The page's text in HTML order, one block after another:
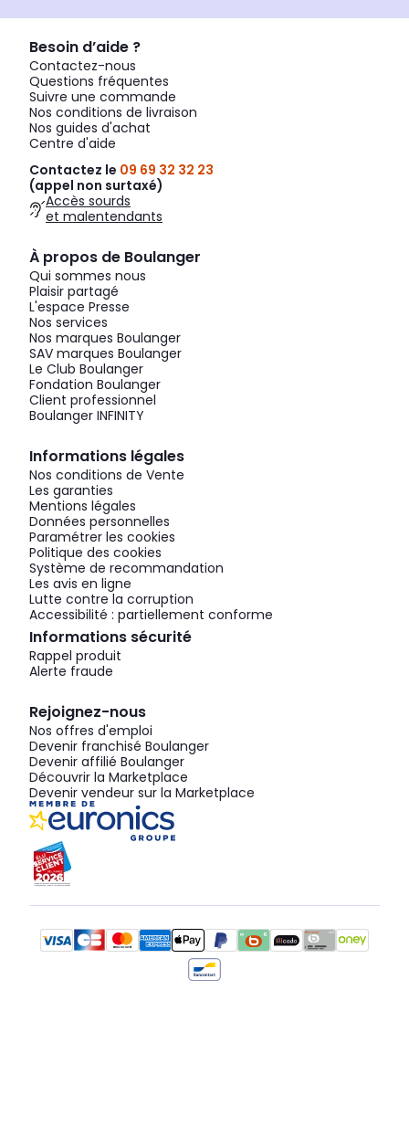
Besoin d’aide ?
Contactez-nous
Questions fréquentes
Suivre une commande
Nos conditions de livraison
Nos guides d'achat
Centre d'aide
Contactez le 09 69 32 32 23
(appel non surtaxé)
Accès sourds
et malentendants
À propos de Boulanger
Qui sommes nous
Plaisir partagé
L'espace Presse
Nos services
Nos marques Boulanger
SAV marques Boulanger
Le Club Boulanger
Fondation Boulanger
Client professionnel
Boulanger INFINITY
Informations légales
Nos conditions de Vente
Les garanties
Mentions légales
Données personnelles
Paramétrer les cookies
Politique des cookies
Système de recommandation
Les avis en ligne
Lutte contre la corruption
Accessibilité : partiellement conforme
Informations sécurité
Rappel produit
Alerte fraude
Rejoignez-nous
Nos offres d'emploi
Devenir franchisé Boulanger
Devenir affilié Boulanger
Découvrir la Marketplace
Devenir vendeur sur la Marketplace